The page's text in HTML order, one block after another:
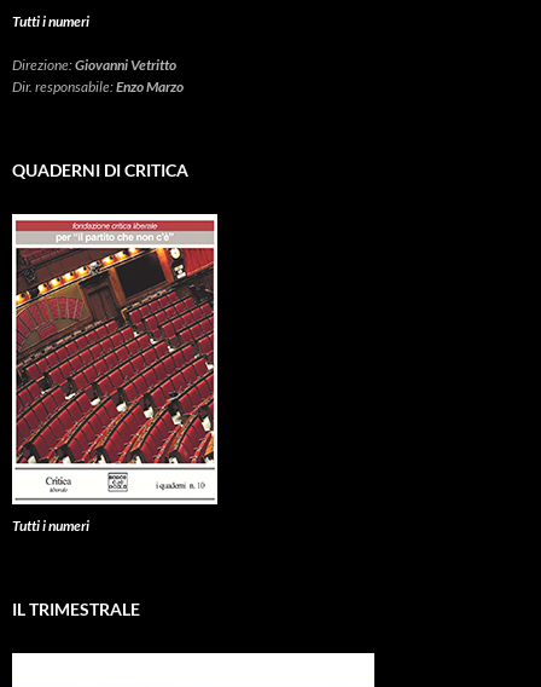
Tutti i numeri
Direzione:Giovanni Vetritto
Dir. responsabile:Enzo Marzo
QUADERNI DI CRITICA
Tutti i numeri
IL TRIMESTRALE